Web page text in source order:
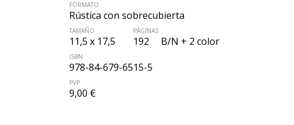
FORMATO
Rústica con sobrecubierta
TAMAÑO
11,5 x 17,5
PÁGINAS
192 B/N + 2 color
ISBN
978-84-679-6515-5
PVP
9,00 €